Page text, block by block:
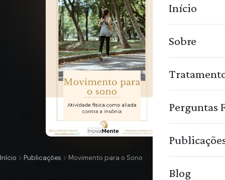
Início
Sobre
Perguntas
Blog
Início Publicações Movimento para o Sono